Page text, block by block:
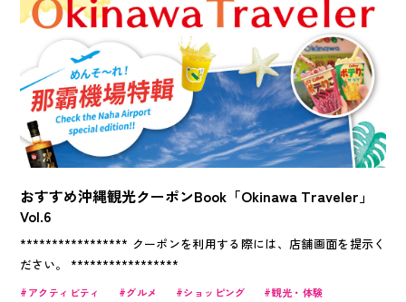
おすすめ沖縄観光クーポンBook「Okinawa Traveler」
Vol.6
***************** クーポンを利用する際には、店舗画面を提示く
ださい。 *****************
アクティビティ グルメ ショッピング 観光・体験